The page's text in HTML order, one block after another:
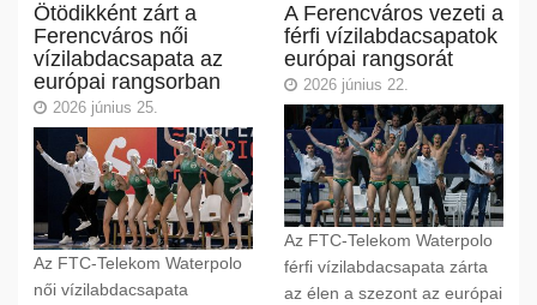
Ötödikként zárt a
Ferencváros női
vízilabdacsapata az
európai rangsorban
2026 június 25.
Az FTC-Telekom Waterpolo
női vízilabdacsapata
A Ferencváros vezeti a
férfi vízilabdacsapatok
európai rangsorát
2026 június 22.
Az FTC-Telekom Waterpolo
férfi vízilabdacsapata zárta
az élen a szezont az európai